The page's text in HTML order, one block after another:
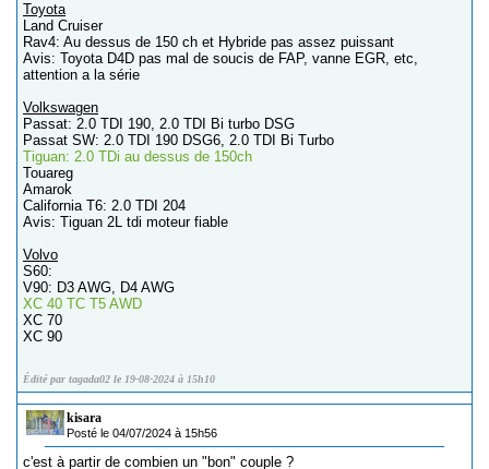
Toyota
Land Cruiser
Rav4: Au dessus de 150 ch et Hybride pas assez puissant
Avis: Toyota D4D pas mal de soucis de FAP, vanne EGR, etc,
attention a la série
Volkswagen
Passat: 2.0 TDI 190, 2.0 TDI Bi turbo DSG
Passat SW: 2.0 TDI 190 DSG6, 2.0 TDI Bi Turbo
Tiguan: 2.0 TDi au dessus de 150ch
Touareg
Amarok
California T6: 2.0 TDI 204
Avis: Tiguan 2L tdi moteur fiable
Volvo
S60:
V90: D3 AWG, D4 AWG
XC 40 TC T5 AWD
XC 70
XC 90
Édité par tagada02 le 19-08-2024 à 15h10
kisara
Posté le 04/07/2024 à 15h56
c'est à partir de combien un "bon" couple ?